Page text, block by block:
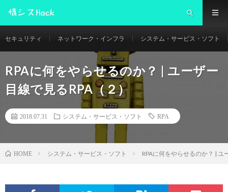
セキュリティ ネットワーク・インフラ システム・サービス・ソフト
RPAに何をやらせるのか？ | ユーザー
目線で見るRPA（２）
2018.07.31 システム・サービス・ソフト RPA
HOME システム・サービス・ソフト RPAに何をやらせるのか？ | ユ